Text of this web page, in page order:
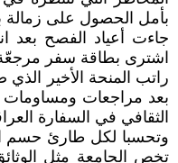
بأمل الحصول على زمالة
جاءت أعياد الفصح بعد
اشترى بطاقة سفر
راتب المنحة الأخير
بعد مراجعات
الثقافي في السفارة
وتحسبا لكل طارئ حسم
تخص الجامعة مثل